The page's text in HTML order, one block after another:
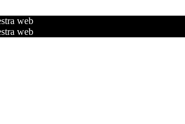
web
web